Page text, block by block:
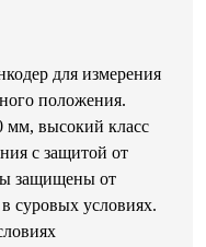
для измерения
положения.
мм, высокий класс
с защитой от
защищены от
суровых условиях.